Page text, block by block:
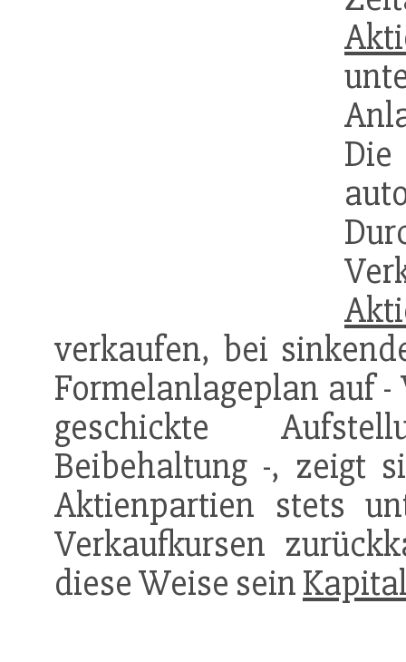
verkaufen, bei
Formelanlageplan auf
geschickte
Beibehaltung -, zeigt
Aktienpartien stets
Verkaufkursen
diese Weise sein